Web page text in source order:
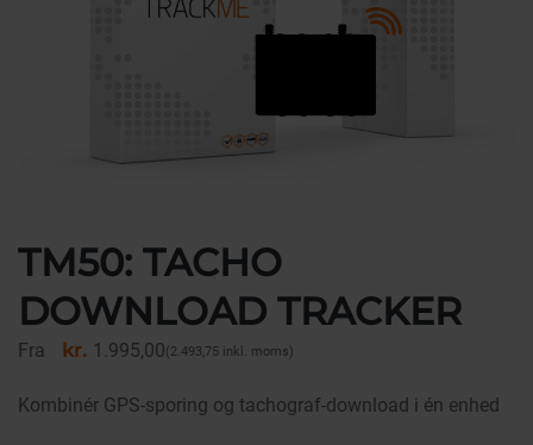
TM50: TACHO
DOWNLOAD TRACKER
Fra kr. 1.995,00(2.493,75 inkl. moms)
Kombinér GPS-sporing og tachograf-download i én enhed